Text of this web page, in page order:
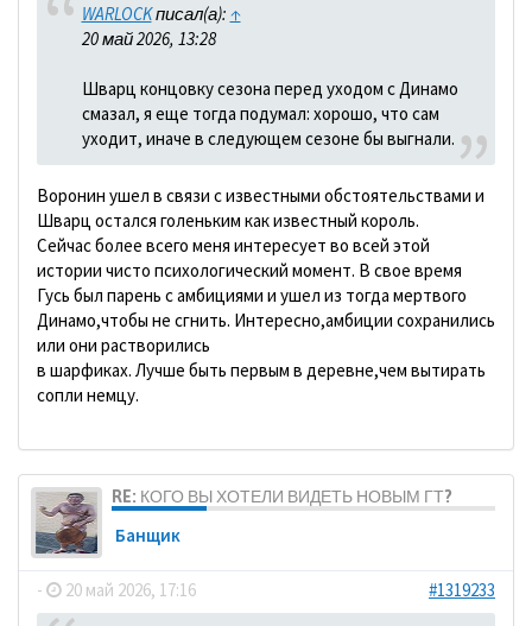
WARLOCKписал(а): ↑
20 май 2026, 13:28
Шварц концовку сезона перед уходом с Динамо
смазал, я еще тогда подумал: хорошо, что сам
уходит, иначе в следующем сезоне бы выгнали.
Воронин ушел в связи с известными обстоятельствами и
Шварц остался голеньким как известный король.
Сейчас более всего меня интересует во всей этой
истории чисто психологический момент. В свое время
Гусь был парень с амбициями и ушел из тогда мертвого
Динамо,чтобы не сгнить. Интересно,амбиции сохранились
или они растворились
в шарфиках. Лучше быть первым в деревне,чем вытирать
сопли немцу.
RE: КОГО ВЫ ХОТЕЛИ ВИДЕТЬ НОВЫМ ГТ?
Банщик
- 20 май 2026, 17:16 #1319233